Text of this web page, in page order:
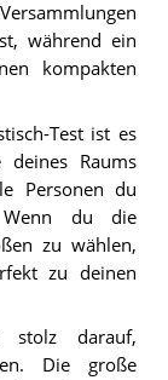
während ein
kompakten
Test ist es
Raums
Personen du
Wenn du die
zu wählen,
zu deinen
stolz darauf,
Die große